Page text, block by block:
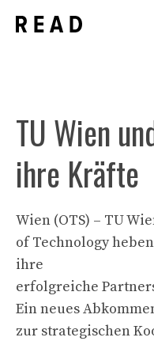
Inhalt
TU Wien
ihre Kräfte
Wien (OTS) – TU
of Technology heben
ihre
erfolgreiche
Ein neues
zur strategischen